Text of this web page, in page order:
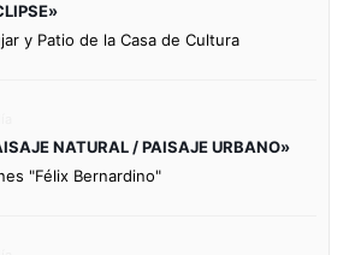
y Patio de la Casa de Cultura
NATURAL / PAISAJE URBANO»
"Félix Bernardino"